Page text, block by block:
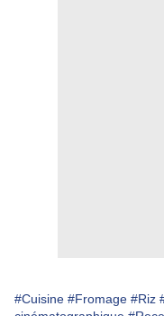
#Cuisine #Fromage #Riz